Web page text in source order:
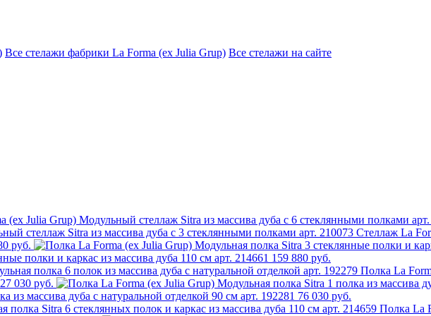
Все стелажи фабрики La Forma (ех Julia Grup) Все стелажи на сайте
(ех Julia Grup) Модульный стеллаж Sitra из массива дуба с 6 стеклянными полками арт.
Стеллаж La
руб.
полки и каркас из массива дуба 110 см арт. 214661 159 880 руб.
Полка La
030 руб.
из массива дуба с натуральной отделкой 90 см арт. 192281 76 030 руб.
Полка La